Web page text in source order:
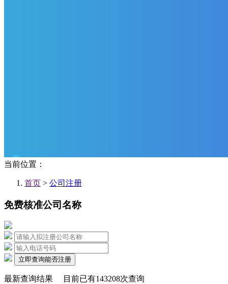
当前位置：
首页 > 公司注册
免费核准公司名称
立即查询能否注册
最新查询结果 目前已有143208次查询